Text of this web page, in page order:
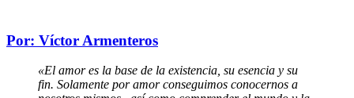
Por: Víctor Armenteros
«El amor es la base de la existencia, su esencia y su
fin. Solamente por amor conseguimos conocernos a